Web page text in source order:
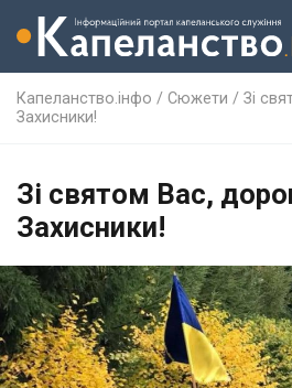
Капеланство.інфо / Сюжети / Зі
Захисники!
Зі святом Вас,
Захисники!